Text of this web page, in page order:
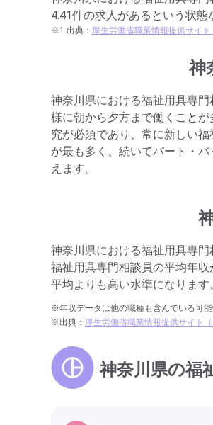
4.41件の求人があるという状態
※1 出典： 厚生労働省職業情報提供サイト
神
神奈川県における福祉用具専
様に朝から夕方まで働くこと
究が必須であり、常に新しい
が最も多く、続いてパート・
えます。
神奈川県における福祉用具専
福祉用具専門相談員の平均年
平均よりも高い水準になります。
※年収データは他の職種も含んでいる可能
※出典： 厚生労働省職業情報提供サイト（
神奈川県の福